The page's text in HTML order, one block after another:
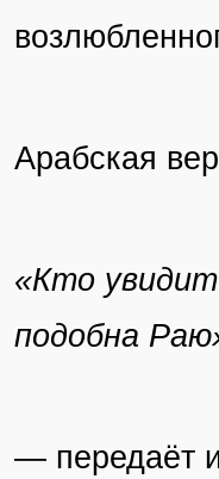
Арабская
«Кто
подобна
— передаёт